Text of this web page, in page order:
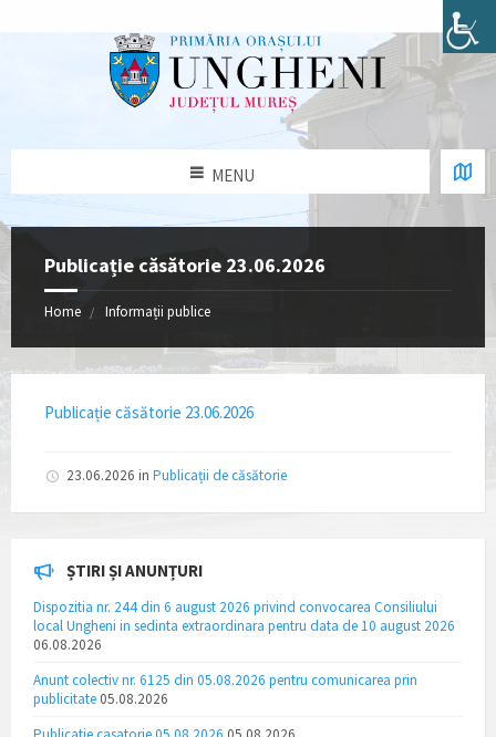
MENU
Publicație căsătorie 23.06.2026
Home Informații publice
Publicație căsătorie 23.06.2026
23.06.2026 in Publicații de căsătorie
ȘTIRI ȘI ANUNȚURI
Dispozitia nr. 244 din 6 august 2026 privind convocarea Consiliului
local Ungheni in sedinta extraordinara pentru data de 10 august 2026
06.08.2026
Anunt colectiv nr. 6125 din 05.08.2026 pentru comunicarea prin
publicitate 05.08.2026